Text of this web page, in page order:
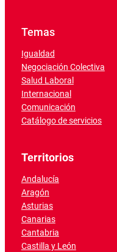
Temas
Igualdad
Negociación Colectiva
Salud Laboral
Internacional
Comunicación
Catálogo de servicios
Territorios
Andalucía
Aragón
Asturias
Canarias
Cantabria
Castilla y León